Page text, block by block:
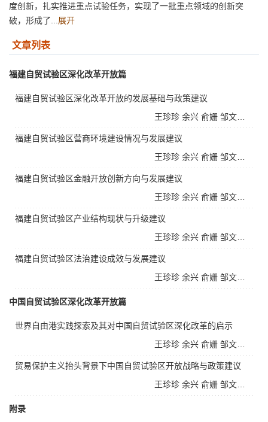
度创新，扎实推进重点试验任务，实现了一批重点领域的创新突
破，形成了... 展开
文章列表
福建自贸试验区深化改革开放篇
王珍珍 余兴 俞姗 邹文杰
福建自贸试验区深化改革开放的发展基础与政策建议
王珍珍 余兴 俞姗 邹文杰
福建自贸试验区营商环境建设情况与发展建议
王珍珍 余兴 俞姗 邹文杰
福建自贸试验区金融开放创新方向与发展建议
王珍珍 余兴 俞姗 邹文杰
福建自贸试验区产业结构现状与升级建议
王珍珍 余兴 俞姗 邹文杰
福建自贸试验区法治建设成效与发展建议
中国自贸试验区深化改革开放篇
王珍珍 余兴 俞姗 邹文杰
世界自由港实践探索及其对中国自贸试验区深化改革的启示
王珍珍 余兴 俞姗 邹文杰
贸易保护主义抬头背景下中国自贸试验区开放战略与政策建议
附录